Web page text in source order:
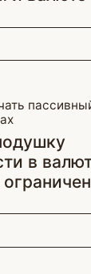
— этот
многих
— это…